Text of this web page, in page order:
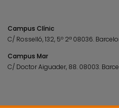
Campus Clínic
C/ Rosselló, 132, 5º 2ª 08036.
Campus Mar
C/ Doctor Aiguader, 88. 08003.